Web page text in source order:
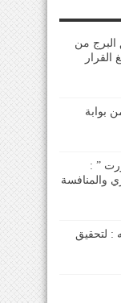
البرج من
القرار
بوابة
” :
والمنافسة
: لتحقيق